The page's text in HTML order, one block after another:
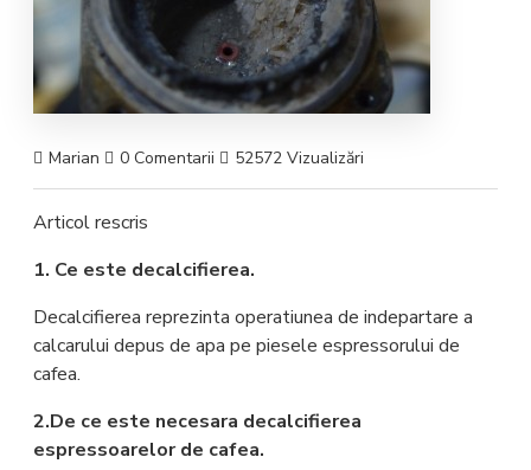
Marian 0 Comentarii 52572 Vizualizări
Articol rescris
1. Ce este decalcifierea.
Decalcifierea reprezinta operatiunea de indepartare a
calcarului depus de apa pe piesele espressorului de
cafea.
2.De ce este necesara decalcifierea
espressoarelor de cafea.